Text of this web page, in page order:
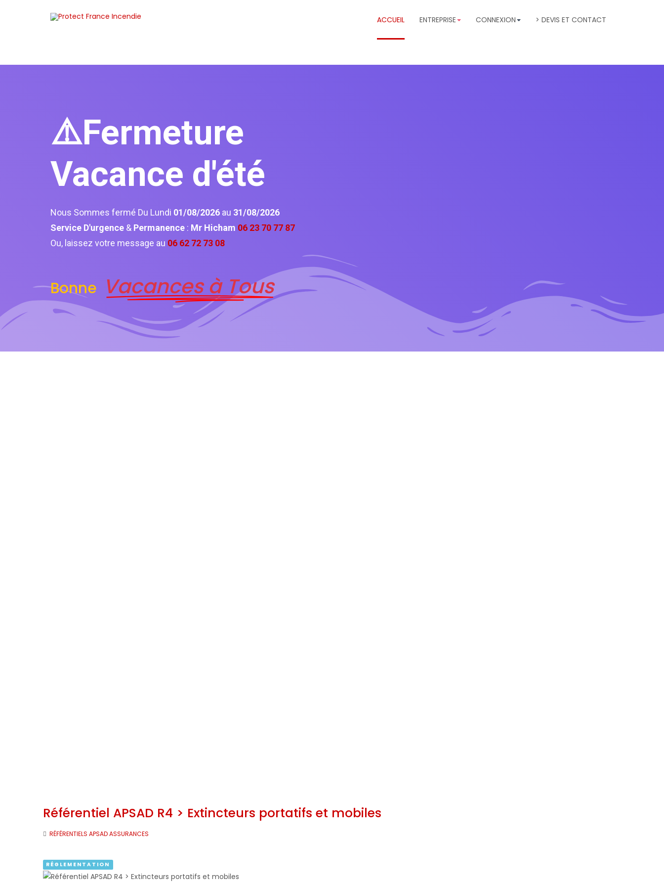
ACCUEIL ENTREPRISE CONNEXION > DEVIS ET CONTACT
⚠️Fermeture
Vacance d'été
Nous Sommes fermé Du Lundi 01/08/2026 au 31/08/2026
Service D'urgence & Permanence : Mr Hicham 06 23 70 77 87
Ou, laissez votre message au 06 62 72 73 08
Bonne Vacances à Tous
Référentiel APSAD R4 > Extincteurs portatifs et mobiles
RÉFÉRENTIELS APSAD ASSURANCES
RÉGLEMENTATION